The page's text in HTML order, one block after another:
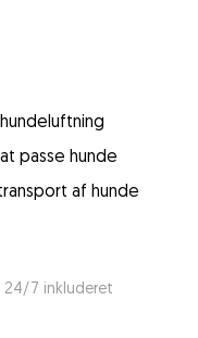
passe hunde
af hunde
7 inkluderet